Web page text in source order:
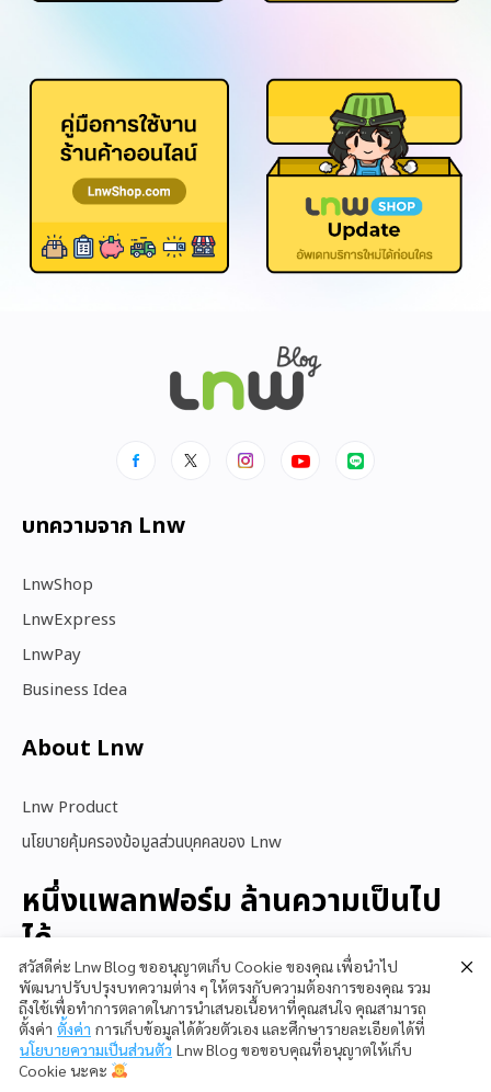
บทความจาก Lnw
LnwShop
LnwExpress
LnwPay
Business Idea
About Lnw​
Lnw Product
นโยบายคุ้มครองข้อมูลส่วนบุคคลของ Lnw
หนึ่งแพลทฟอร์ม ล้านความเป็นไป
ได้
สนใจใช้ LnwShop
สวัสดีค่ะ Lnw Blog ขออนุญาตเก็บ Cookie ของคุณ เพื่อนำไป
พัฒนาปรับปรุงบทความต่าง ๆ ให้ตรงกับความต้องการของคุณ รวม
ถึงใช้เพื่อทำการตลาดในการนำเสนอเนื้อหาที่คุณสนใจ คุณสามารถ
ตั้งค่า ตั้งค่า การเก็บข้อมูลได้ด้วยตัวเอง และศึกษารายละเอียดได้ที่
นโยบายความเป็นส่วนตัว Lnw Blog ขอขอบคุณที่อนุญาตให้เก็บ
Cookie นะคะ